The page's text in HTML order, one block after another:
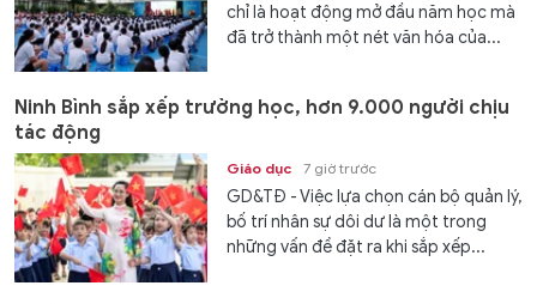
chỉ là hoạt động mở đầu năm học mà
đã trở thành một nét văn hóa của...
Ninh Bình sắp xếp trường học, hơn 9.000 người chịu
tác động
Giáo dục 7 giờ trước
GD&TĐ - Việc lựa chọn cán bộ quản lý,
bố trí nhân sự dôi dư là một trong
những vấn đề đặt ra khi sắp xếp...